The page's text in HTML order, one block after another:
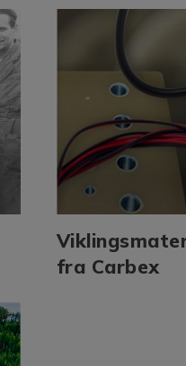
fra Carbex